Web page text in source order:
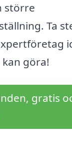
större
Ta
göra!
gratis